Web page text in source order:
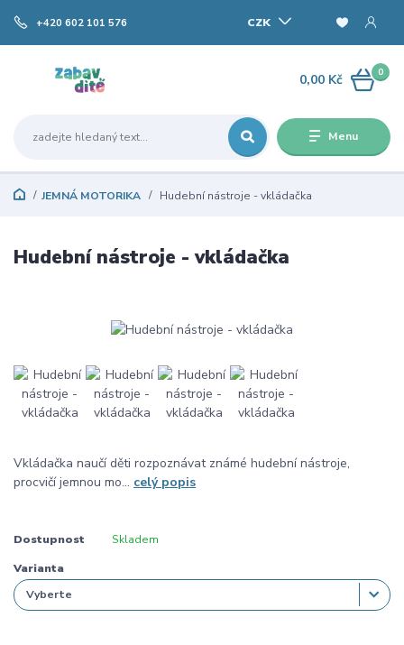
Menu
CZK
+420 602 101 576
0
0,00 Kč
JEMNÁ MOTORIKA Hudební nástroje - vkládačka
Hudební nástroje - vkládačka
Vkládačka naučí děti rozpoznávat známé hudební nástroje,
procvičí jemnou mo... celý popis
Dostupnost Skladem
Varianta